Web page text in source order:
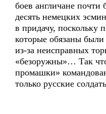
боев англичане почти
десять немецких
в придачу, поскольку
которые обязаны
из-за неисправных
«безоружны»… Так
промашки»
только русские